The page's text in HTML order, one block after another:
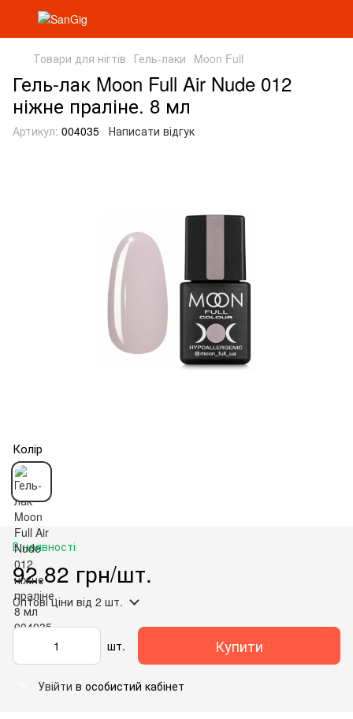
Товари для нігтів Гель-лаки Moon Full
Гель-лак Moon Full Air Nude 012
ніжне праліне. 8 мл
Артикул: 004035 Написати відгук
Колір
В наявності
92.82 грн/шт.
Оптові ціни від 2 шт.
шт. Купити
Увійти в особистий кабінет